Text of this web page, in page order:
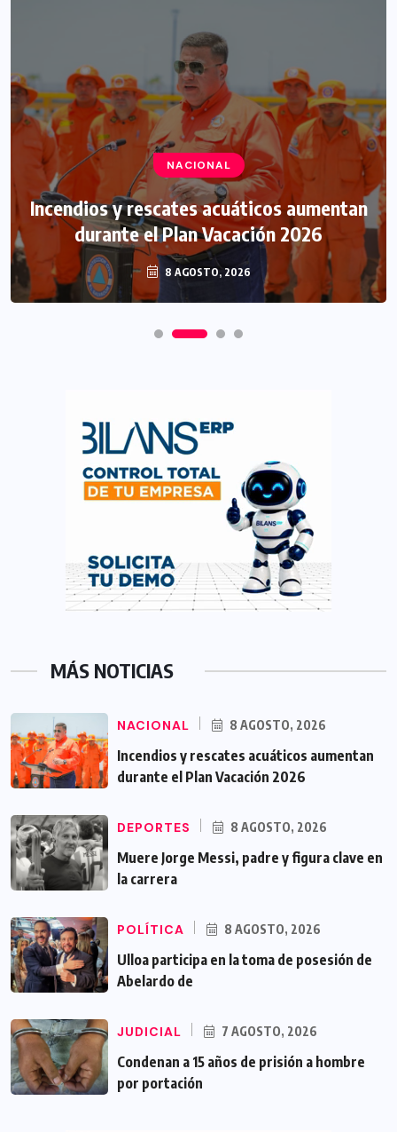
NACIONAL
Incendios y rescates acuáticos aumentan
durante el Plan Vacación 2026
8 AGOSTO, 2026
MÁS NOTICIAS
NACIONAL 8 AGOSTO, 2026
Incendios y rescates acuáticos aumentan
durante el Plan Vacación 2026
DEPORTES 8 AGOSTO, 2026
Muere Jorge Messi, padre y figura clave en
la carrera
POLÍTICA 8 AGOSTO, 2026
Ulloa participa en la toma de posesión de
Abelardo de
JUDICIAL 7 AGOSTO, 2026
Condenan a 15 años de prisión a hombre
por portación